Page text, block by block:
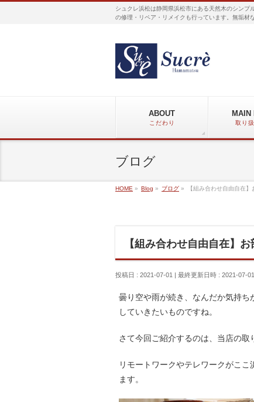
シュクレ浜松は静岡県浜松市にある天然木のシン
の修理・リペア・リメイクも行っています。無垢材
ABOUT
こだわり
MAIN
取り
ブログ
HOME » Blog » ブログ » 【組み合わせ自由自在
【組み合わせ自由自在】
投稿日 : 2021-07-01 最終更新日時 : 2021-07-01
曇り空や雨が続き、なんだか気持
していきたいものですね。
さて今回ご紹介するのは、当店の取
リモートワークやテレワークがこ
ます。